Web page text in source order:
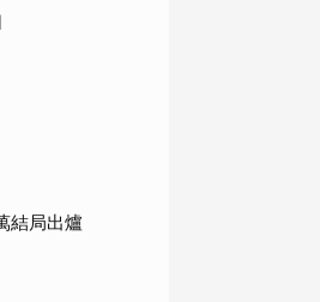
結局出爐